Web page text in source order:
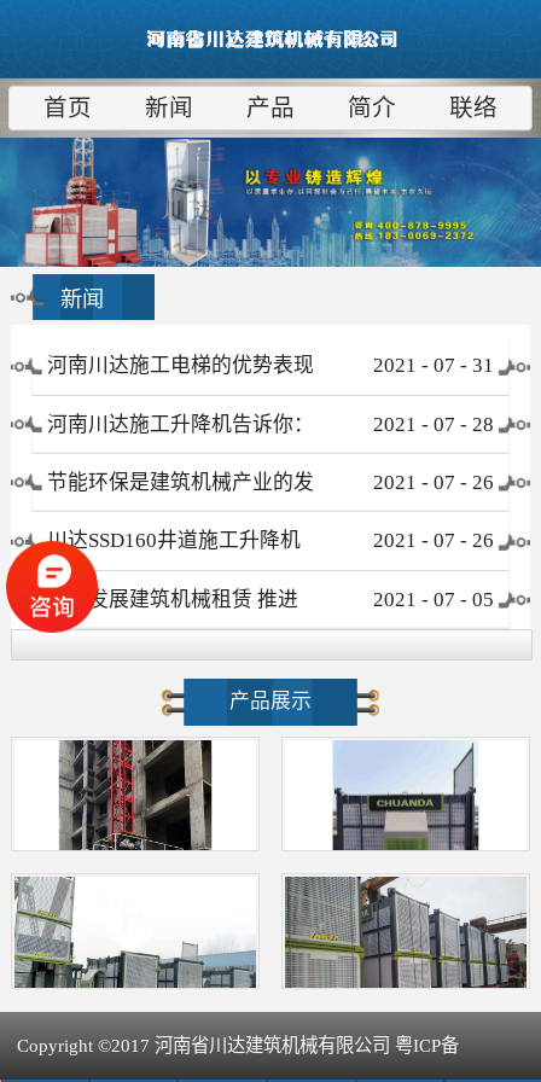
首页 新闻 产品 简介 联络
新闻
河南川达施工电梯的优势表现
在哪些方面
2021 - 07 - 31
河南川达施工升降机告诉你：
为什么租赁比采购更合算
2021 - 07 - 28
节能环保是建筑机械产业的发
展趋势
2021 - 07 - 26
川达SSD160井道施工升降机
介绍
2021 - 07 - 26
大力发展建筑机械租赁 推进
新型建筑工业化进程
2021 - 07 - 05
产品展示
Copyright ©2017 河南省川达建筑机械有限公司 粤ICP备